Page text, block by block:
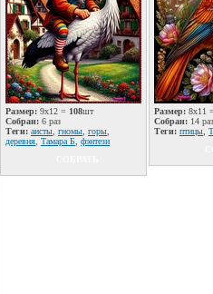
Размер: 9x12 = 108шт
Собран: 6 раз
Теги: аисты гномы горы
деревня Тамара Б
фэнтези
Размер: 8x11
Собран: 14 раз
Теги: птицы